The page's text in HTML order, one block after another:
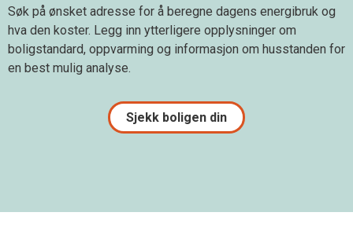
Søk på ønsket adresse for å beregne dagens energibruk og
hva den koster. Legg inn ytterligere opplysninger om
boligstandard, oppvarming og informasjon om husstanden for
en best mulig analyse.
Sjekk boligen din